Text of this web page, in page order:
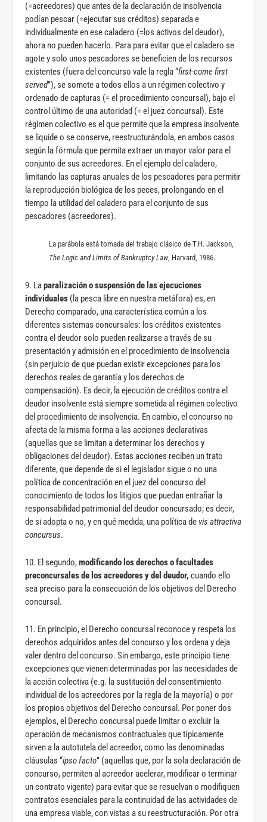
(=acreedores) que antes de la declaración de insolvencia
podían pescar (=ejecutar sus créditos) separada e
individualmente en ese caladero (=los activos del deudor),
ahora no pueden hacerlo. Para para evitar que el caladero se
agote y solo unos pescadores se beneficien de los recursos
existentes (fuera del concurso vale la regla “first-come first
served”), se somete a todos ellos a un régimen colectivo y
ordenado de capturas (= el procedimiento concursal), bajo el
control último de una autoridad (= el juez concursal). Este
régimen colectivo es el que permite que la empresa insolvente
se liquide o se conserve, reestructurándola, en ambos casos
según la fórmula que permita extraer un mayor valor para el
conjunto de sus acreedores. En el ejemplo del caladero,
limitando las capturas anuales de los pescadores para permitir
la reproducción biológica de los peces, prolongando en el
tiempo la utilidad del caladero para el conjunto de sus
pescadores (acreedores).
La parábola está tomada del trabajo clásico de T.H. Jackson,
The Logic and Limits of Bankruptcy Law, Harvard, 1986.
9. Laparalización o suspensión de las ejecuciones
individuales (la pesca libre en nuestra metáfora) es, en
Derecho comparado, una característica común a los
diferentes sistemas concursales: los créditos existentes
contra el deudor solo pueden realizarse a través de su
presentación y admisión en el procedimiento de insolvencia
(sin perjuicio de que puedan existir excepciones para los
derechos reales de garantía y los derechos de
compensación). Es decir, la ejecución de créditos contra el
deudor insolvente está siempre sometida al régimen colectivo
del procedimiento de insolvencia. En cambio, el concurso no
afecta de la misma forma a las acciones declarativas
(aquellas que se limitan a determinar los derechos y
obligaciones del deudor). Estas acciones reciben un trato
diferente, que depende de si el legislador sigue o no una
política de concentración en el juez del concurso del
conocimiento de todos los litigios que puedan entrañar la
responsabilidad patrimonial del deudor concursado; es decir,
de si adopta o no, y en qué medida, una política de vis attractiva
concursus.
10. El segundo,modificando los derechos o facultades
preconcursales de los acreedores y del deudor, cuando ello
sea preciso para la consecución de los objetivos del Derecho
concursal.
11. En principio, el Derecho concursal reconoce y respeta los
derechos adquiridos antes del concurso y los ordena y deja
valer dentro del concurso. Sin embargo, este principio tiene
excepciones que vienen determinadas por las necesidades de
la acción colectiva (e.g. la sustitución del consentimiento
individual de los acreedores por la regla de la mayoría) o por
los propios objetivos del Derecho concursal. Por poner dos
ejemplos, el Derecho concursal puede limitar o excluir la
operación de mecanismos contractuales que típicamente
sirven a la autotutela del acreedor, como las denominadas
cláusulas “ipso facto” (aquellas que, por la sola declaración de
concurso, permiten al acreedor acelerar, modificar o terminar
un contrato vigente) para evitar que se resuelvan o modifiquen
contratos esenciales para la continuidad de las actividades de
una empresa viable, con vistas a su reestructuración. Por otra